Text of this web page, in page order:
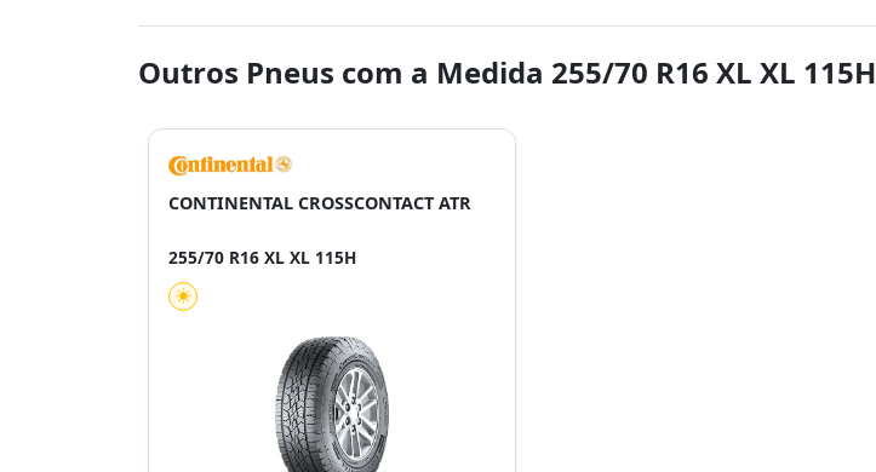
Outros Pneus com a Medida 255/70 R16 XL XL 115H
CONTINENTAL CROSSCONTACT ATR
255/70 R16 XL XL 115H